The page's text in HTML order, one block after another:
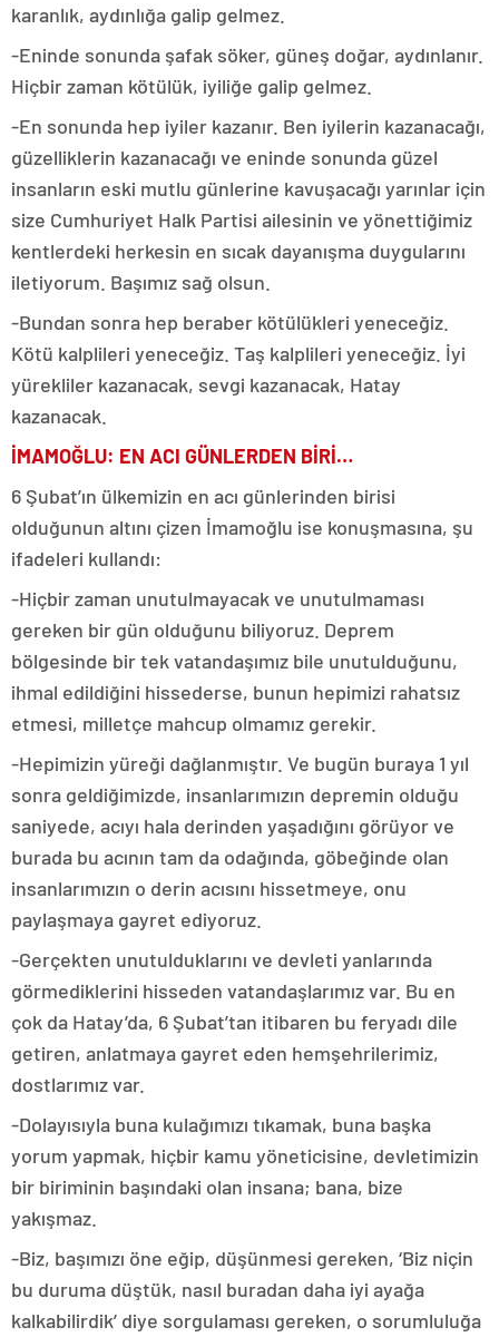
karanlık, aydınlığa galip gelmez.
-Eninde sonunda şafak söker, güneş doğar, aydınlanır.
Hiçbir zaman kötülük, iyiliğe galip gelmez.
-En sonunda hep iyiler kazanır. Ben iyilerin kazanacağı,
güzelliklerin kazanacağı ve eninde sonunda güzel
insanların eski mutlu günlerine kavuşacağı yarınlar için
size Cumhuriyet Halk Partisi ailesinin ve yönettiğimiz
kentlerdeki herkesin en sıcak dayanışma duygularını
iletiyorum. Başımız sağ olsun.
-Bundan sonra hep beraber kötülükleri yeneceğiz.
Kötü kalplileri yeneceğiz. Taş kalplileri yeneceğiz. İyi
yürekliler kazanacak, sevgi kazanacak, Hatay
kazanacak.
İMAMOĞLU: EN ACI GÜNLERDEN BİRİ…
6 Şubat’ın ülkemizin en acı günlerinden birisi
olduğunun altını çizen İmamoğlu ise konuşmasına, şu
ifadeleri kullandı:
-Hiçbir zaman unutulmayacak ve unutulmaması
gereken bir gün olduğunu biliyoruz. Deprem
bölgesinde bir tek vatandaşımız bile unutulduğunu,
ihmal edildiğini hissederse, bunun hepimizi rahatsız
etmesi, milletçe mahcup olmamız gerekir.
-Hepimizin yüreği dağlanmıştır. Ve bugün buraya 1 yıl
sonra geldiğimizde, insanlarımızın depremin olduğu
saniyede, acıyı hala derinden yaşadığını görüyor ve
burada bu acının tam da odağında, göbeğinde olan
insanlarımızın o derin acısını hissetmeye, onu
paylaşmaya gayret ediyoruz.
-Gerçekten unutulduklarını ve devleti yanlarında
görmediklerini hisseden vatandaşlarımız var. Bu en
çok da Hatay’da, 6 Şubat’tan itibaren bu feryadı dile
getiren, anlatmaya gayret eden hemşehrilerimiz,
dostlarımız var.
-Dolayısıyla buna kulağımızı tıkamak, buna başka
yorum yapmak, hiçbir kamu yöneticisine, devletimizin
bir biriminin başındaki olan insana; bana, bize
yakışmaz.
-Biz, başımızı öne eğip, düşünmesi gereken, ‘Biz niçin
bu duruma düştük, nasıl buradan daha iyi ayağa
kalkabilirdik’ diye sorgulaması gereken, o sorumluluğa